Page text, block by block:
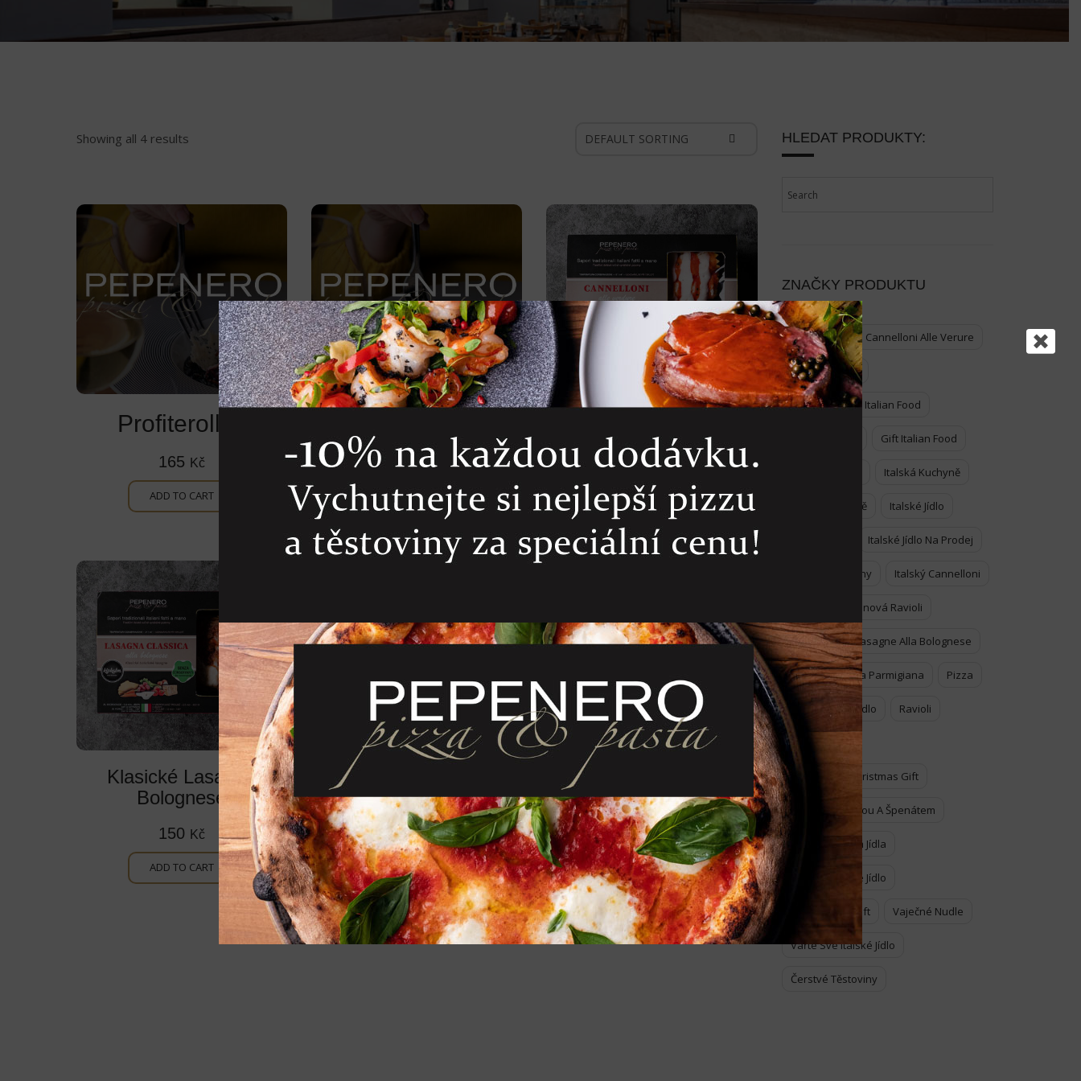
Showing all 4 results
Profiterolles
165 Kč
ADD TO CART
165Kč
ADD TO CART
140 Kč
ADD TO CART
Klasické Lasagně
Bolognese
150 Kč
ADD TO CART
HLEDAT PRODUKTY:
ZNAČKY PRODUKTU
Cannelloni Cannelloni Alle Verure
Christmas Gift
Enjoy Genuine Italian Food
Gift Italian Food
Italská Kuchyně
Italská Kuchyně Italské Jídlo
Italské Jídlo Na Prodej
Italské Těstoviny Italský Cannelloni
Kuřecí A Zeleninová Ravioli
Lasagne Lasagne Alla Bolognese
Melanzane Alla Parmigiana Pizza
Pravé Italské Jídlo Ravioli
Tagliatelle
The Perfect Christmas Gift
Tortelli S Ricottou A Špenátem
Tradiční Italská Jídla
Tradiční Italské Jídlo
Unespected Gift Vaječné Nudle
Vařte Své Italské Jídlo
Čerstvé Těstoviny